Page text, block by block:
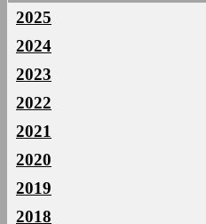
2025
2024
2023
2022
2021
2020
2019
2018